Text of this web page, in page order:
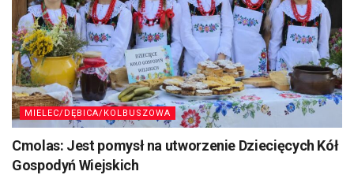
MIELEC/DĘBICA/KOLBUSZOWA
Cmolas: Jest pomysł na utworzenie Dziecięcych Kół
Gospodyń Wiejskich